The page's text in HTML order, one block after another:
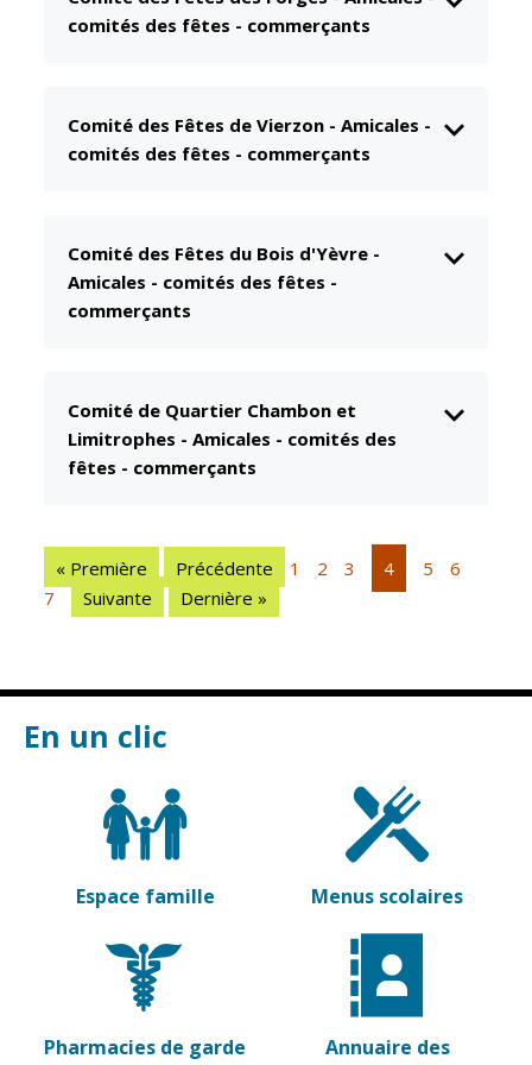
CCAS
Accueil de jour
seniors
Santé
Contrat local
de santé
Établissements
Pharmacies de
garde
Culture
Rollinat
Théâtre Mac-
Estivales
Conservatoire
Médiathèque
Musée
Vierzon
Archives du
Piscine Charles
sportifs
Associations
Annuaire des
associations
Démarches
des
associations
comités des fêtes - commerçants
Comité des Fêtes de Vierzon -Amicales -
comités des fêtes - commerçants
Comité des Fêtes du Bois d'Yèvre -
Amicales - comités des fêtes -
commerçants
Comité de Quartier Chambon et
Limitrophes -Amicales - comités des
fêtes - commerçants
« Première Précédente 1 2 3 4 5
6
7
Suivante Dernière »
En un clic
Espace famille Menus scolaires
Pharmacies de garde
Annuaire des